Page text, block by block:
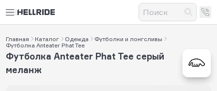
Главная Каталог Одежда
Футболки и лонгсливы
Футболка Anteater Phat Tee
Футболка Anteater Phat Tee серый
меланж